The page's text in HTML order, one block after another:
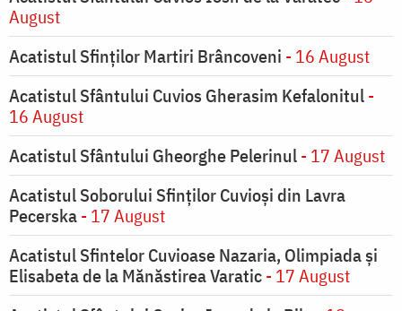
August
Acatistul Sfinților Martiri Brâncoveni - 16 August
Acatistul Sfântului Cuvios Gherasim Kefalonitul-
16 August
Acatistul Sfântului Gheorghe Pelerinul- 17 August
Acatistul Soborului Sfinților Cuvioși din Lavra
Pecerska- 17 August
Acatistul Sfintelor Cuvioase Nazaria, Olimpiada și
Elisabeta de la Mănăstirea Varatic- 17 August